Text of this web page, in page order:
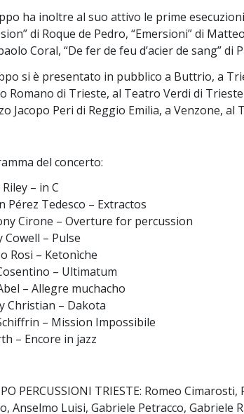
ha inoltre al suo attivo le prime
di Roque de Pedro, “Emersioni” di
Coral, “De fer de feu d’acier de sang”
si è presentato in pubblico a Buttrio, a
Romano di Trieste, al Teatro Verdi di
Jacopo Peri di Reggio Emilia, a Venzone,
del concerto:
– in C
Pérez Tedesco – Extractos
Cirone – Overture for percussion
Cowell – Pulse
Rosi – Ketonìche
– Ultimatum
– Allegre muchacho
Christian – Dakota
– Mission Impossibile
– Encore in jazz
PERCUSSIONI TRIESTE: Romeo
Anselmo Luisi, Gabriele Petracco, Gabriele